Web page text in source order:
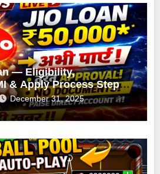
— Eligibility,
& Apply Process Step-
December 31, 2025